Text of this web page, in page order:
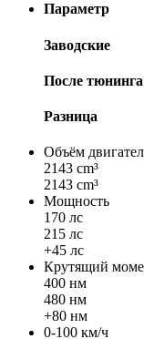
Параметр
Заводские
После
Разница
Объём
2143 cm³
2143 cm³
Мощность
170 лс
215 лс
+45 лс
Крутящий
400 нм
480 нм
+80 нм
0-100 км/ч